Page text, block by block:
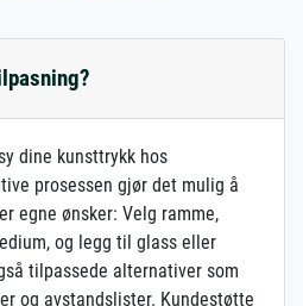
dine kunsttrykk hos
prosessen gjør det mulig å
egne ønsker: Velg ramme,
og legg til glass eller
tilpassede alternativer som
og avstandslister. Kundestøtte